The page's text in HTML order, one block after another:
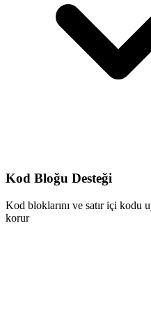
Kod Bloğu Desteği
Kod bloklarını ve satır içi
korur